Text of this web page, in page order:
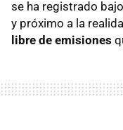
se ha registrado
y próximo a la
libre de emisiones